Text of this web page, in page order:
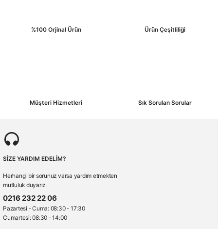
%100 Orjinal Ürün Ürün Çeşitliliği
Müşteri Hizmetleri Sık Sorulan Sorular
SİZE YARDIM EDELİM?
Herhangi bir sorunuz varsa yardım etmekten
mutluluk duyarız.
0216 232 22 06
Pazartesi - Cuma: 08:30 - 17:30
Cumartesi: 08:30 - 14:00